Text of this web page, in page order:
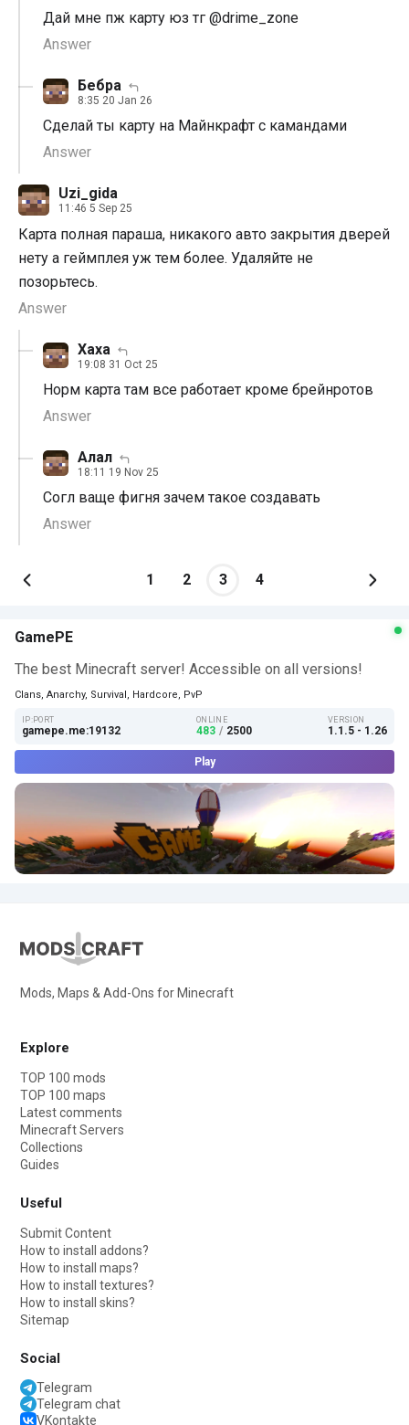
Дай мне пж карту юз тг @drime_zone
Answer
Бебра
8:35 20 Jan 26
Сделай ты карту на Майнкрафт с камандами
Answer
Uzi_gida
11:46 5 Sep 25
Карта полная параша, никакого авто закрытия дверей
нету а геймплея уж тем более. Удаляйте не
позорьтесь.
Answer
Хаха
19:08 31 Oct 25
Норм карта там все работает кроме брейнротов
Answer
Алал
18:11 19 Nov 25
Согл ваще фигня зачем такое создавать
Answer
1 2 3 4
GamePE
The best Minecraft server! Accessible on all versions!
Clans, Anarchy, Survival, Hardcore, PvP
IP:PORT
gamepe.me:19132
ONLINE
483 / 2500
VERSION
1.1.5 - 1.26
Play
Mods, Maps & Add-Ons for Minecraft
Explore
TOP 100 mods
TOP 100 maps
Latest comments
Minecraft Servers
Collections
Guides
Useful
Submit Content
How to install addons?
How to install maps?
How to install textures?
How to install skins?
Sitemap
Social
Telegram
Telegram chat
VKontakte